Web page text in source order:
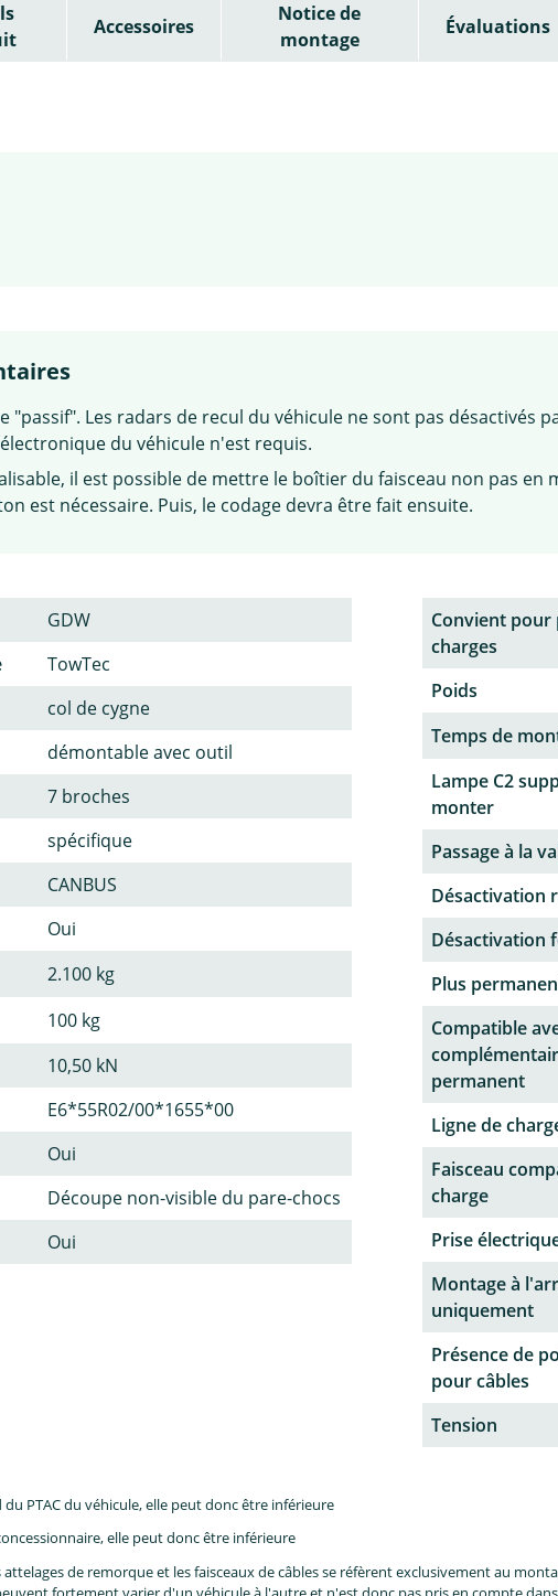
Accessoires
Notice de
montage
Évaluations
"passif". Les radars de recul du véhicule ne sont pas désactivés
du véhicule n'est requis.
il est possible de mettre le boîtier du faisceau non pas en
est nécessaire. Puis, le codage devra être fait ensuite.
GDW
TowTec
col de cygne
démontable avec outil
7 broches
spécifique
CANBUS
Oui
2.100 kg
100 kg
10,50 kN
E6*55R02/00*1655*00
Oui
Découpe non-visible du pare-chocs
Oui
Convient
charges
Poids
Temps de
Lampe C2
monter
Passage à la
Désactivation
Désactivation
Plus
Compatible
permanent
Ligne de
Faisceau
charge
Prise
Montage à
uniquement
Présence de
pour câbles
Tension
PTAC du véhicule, elle peut donc être inférieure
elle peut donc être inférieure
de remorque et les faisceaux de câbles se réfèrent exclusivement au